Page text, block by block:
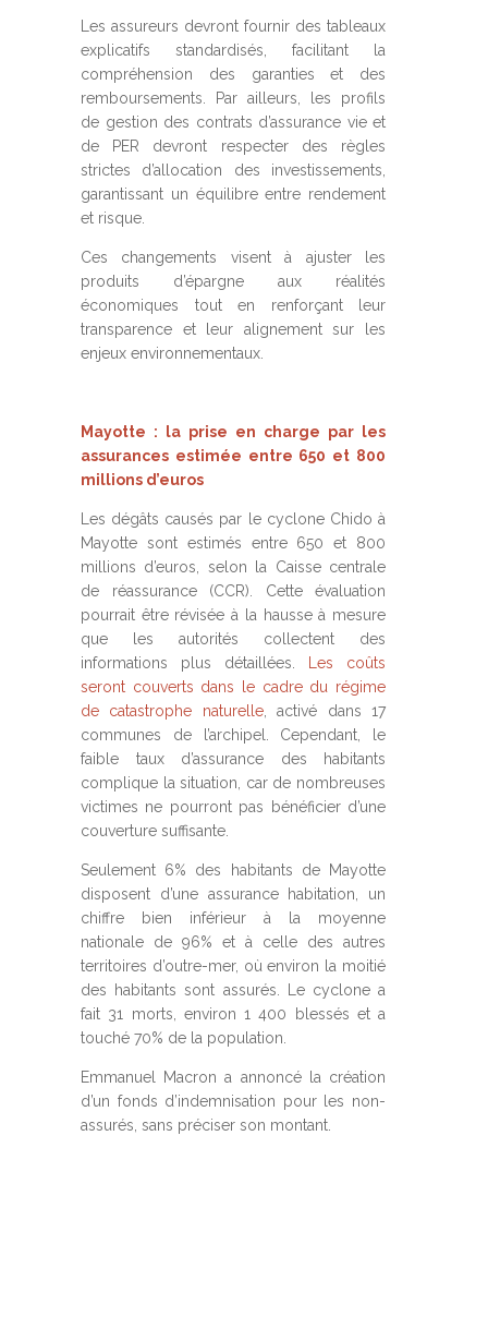
Les assureurs devront fournir des tableaux
explicatifs standardisés, facilitant la
compréhension des garanties et des
remboursements. Par ailleurs, les profils
de gestion des contrats d’assurance vie et
de PER devront respecter des règles
strictes d’allocation des investissements,
garantissant un équilibre entre rendement
et risque.
Ces changements visent à ajuster les
produits d’épargne aux réalités
économiques tout en renforçant leur
transparence et leur alignement sur les
enjeux environnementaux.
Mayotte : la prise en charge par les
assurances estimée entre 650 et 800
millions d’euros
Les dégâts causés par le cyclone Chido à
Mayotte sont estimés entre 650 et 800
millions d’euros, selon la Caisse centrale
de réassurance (CCR). Cette évaluation
pourrait être révisée à la hausse à mesure
que les autorités collectent des
informations plus détaillées.
Les coûts
seront couverts dans le cadre du régime
de catastrophe naturelle, activé dans 17
communes de l’archipel. Cependant, le
faible taux d’assurance des habitants
complique la situation, car de nombreuses
victimes ne pourront pas bénéficier d’une
couverture suffisante.
Seulement 6% des habitants de Mayotte
disposent d’une assurance habitation, un
chiffre bien inférieur à la moyenne
nationale de 96% et à celle des autres
territoires d’outre-mer, où environ la moitié
des habitants sont assurés. Le cyclone a
fait 31 morts, environ 1 400 blessés et a
touché 70% de la population.
Emmanuel Macron a annoncé la création
d’un fonds d’indemnisation pour les non-
assurés, sans préciser son montant